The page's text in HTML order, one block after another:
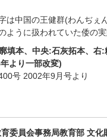
は中国の王健群(わんぢぇ
ように扱われていた倭の
填本、中央:石灰拓本、右
より一部改変)
号 2002年9月号より
委員会事務局教育部 文化